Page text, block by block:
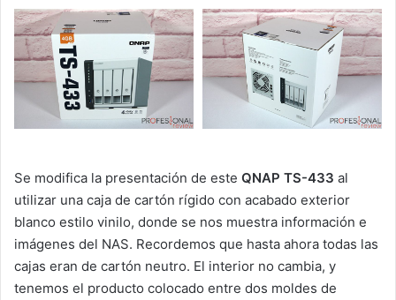
Se modifica la presentación de este QNAP TS-433 al
utilizar una caja de cartón rígido con acabado exterior
blanco estilo vinilo, donde se nos muestra información e
imágenes del NAS. Recordemos que hasta ahora todas las
cajas eran de cartón neutro. El interior no cambia, y
tenemos el producto colocado entre dos moldes de